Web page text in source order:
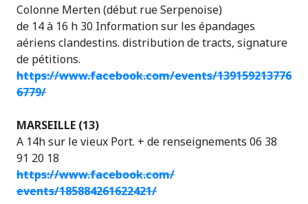
Colonne Merten (début rue Serpenoise)
de 14 à 16 h 30 Information sur les épandages
aériens clandestins. distribution de tracts, signature
de pétitions.
https://www.facebook.com/events/139159213776
6779/
MARSEILLE (13)
A 14h sur le vieux Port. + de renseignements 06 38
91 20 18
https://www.facebook.com/
events/185884261622421/